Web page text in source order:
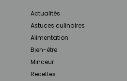
Actualités
Astuces culinaires
Alimentation
Bien-être
Minceur
Recettes